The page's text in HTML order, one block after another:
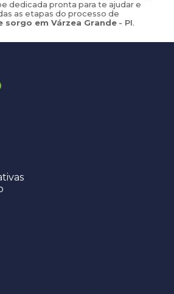
dedicada pronta para te ajudar e
as etapas do processo de
sorgo em Várzea Grande - PI.